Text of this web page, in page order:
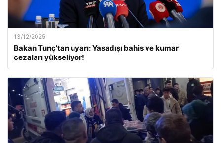
13/12/2025
Bakan Tunç’tan uyarı: Yasadışı bahis ve kumar
cezaları yükseliyor!